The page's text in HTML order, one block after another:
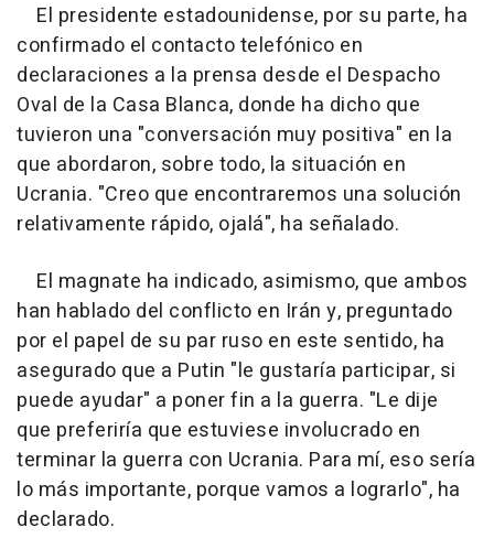
El presidente estadounidense, por su parte, ha
confirmado el contacto telefónico en
declaraciones a la prensa desde el Despacho
Oval de la Casa Blanca, donde ha dicho que
tuvieron una "conversación muy positiva" en la
que abordaron, sobre todo, la situación en
Ucrania. "Creo que encontraremos una solución
relativamente rápido, ojalá", ha señalado.
El magnate ha indicado, asimismo, que ambos
han hablado del conflicto en Irán y, preguntado
por el papel de su par ruso en este sentido, ha
asegurado que a Putin "le gustaría participar, si
puede ayudar" a poner fin a la guerra. "Le dije
que preferiría que estuviese involucrado en
terminar la guerra con Ucrania. Para mí, eso sería
lo más importante, porque vamos a lograrlo", ha
declarado.